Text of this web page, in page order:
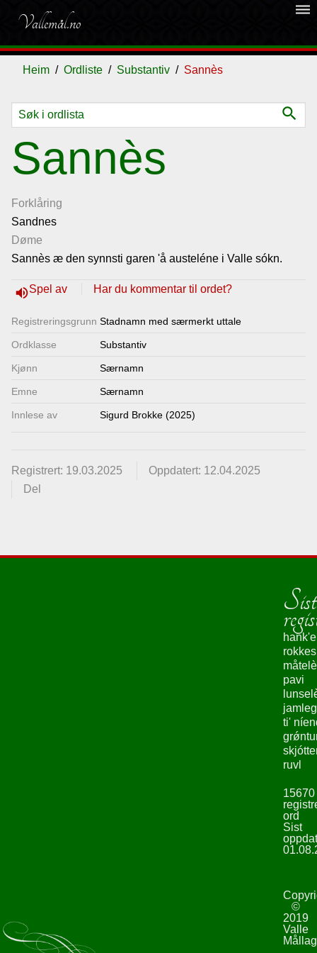
Vallemål.no
dehaze
Heim Ordliste Substantiv Sannès
search
Sannès
Forklåring
Sandnes
Døme
Sannès æ den synnsti garen 'å austeléne i Valle sókn.
volume_upSpel av Har du kommentar til ordet?
Registrerings­grunn Stadnamn med særmerkt uttale
Ordklasse Substantiv
Kjønn Særnamn
Emne Særnamn
Innlese av Sigurd Brokke (2025)
Registrert: 19.03.2025
Oppdatert: 12.04.2025
Del
Ordliste
Om
vallemålet
Gjestebok
Nyhende
Lenkjer
oss
hank'e
pavi
ti'
ruvl
15670
ord
Sist
©
2019
Valle
Mållag